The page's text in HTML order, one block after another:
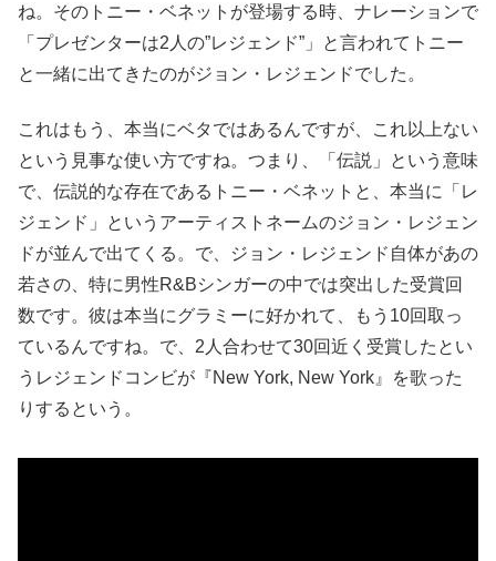
ね。そのトニー・ベネットが登場する時、ナレーションで
「プレゼンターは2人の”レジェンド”」と言われてトニー
と一緒に出てきたのがジョン・レジェンドでした。
これはもう、本当にベタではあるんですが、これ以上ない
という見事な使い方ですね。つまり、「伝説」という意味
で、伝説的な存在であるトニー・ベネットと、本当に「レ
ジェンド」というアーティストネームのジョン・レジェン
ドが並んで出てくる。で、ジョン・レジェンド自体があの
若さの、特に男性R&Bシンガーの中では突出した受賞回
数です。彼は本当にグラミーに好かれて、もう10回取っ
ているんですね。で、2人合わせて30回近く受賞したとい
うレジェンドコンビが『New York, New York』を歌った
りするという。